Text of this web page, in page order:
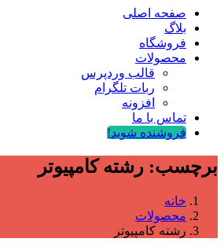
صفحه اصلی
بلاگ
فروشگاه
محصولات
قالب وردپرس
ربات تلگرام
افزونه
تماس با ما
فروشنده شوید!
برچسب: رشته کامپیوتر
خانه
محصولات
رشته کامپیوتر